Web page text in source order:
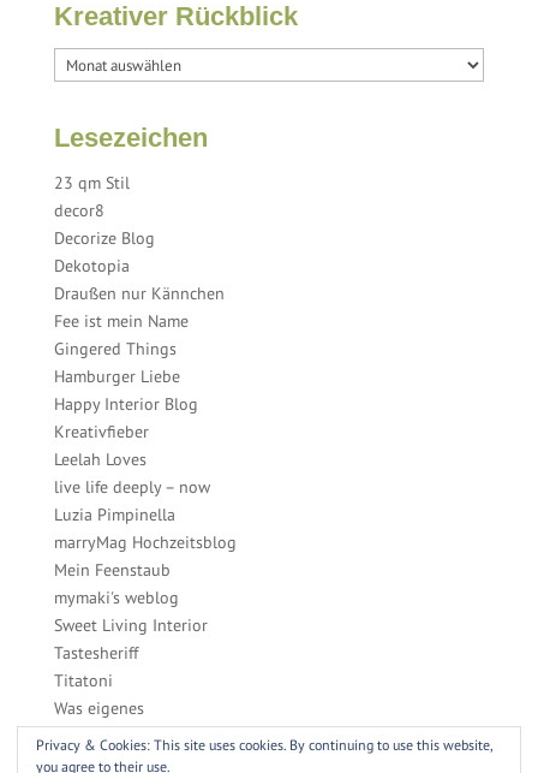
Kreativer Rückblick
Lesezeichen
23 qm Stil
decor8
Decorize Blog
Dekotopia
Draußen nur Kännchen
Fee ist mein Name
Gingered Things
Hamburger Liebe
Happy Interior Blog
Kreativfieber
Leelah Loves
live life deeply – now
Luzia Pimpinella
marryMag Hochzeitsblog
Mein Feenstaub
mymaki's weblog
Sweet Living Interior
Tastesheriff
Titatoni
Was eigenes
Zucker, Zimt & Liebe
Privacy & Cookies: This site uses cookies. By continuing to use this website,
you agree to their use.